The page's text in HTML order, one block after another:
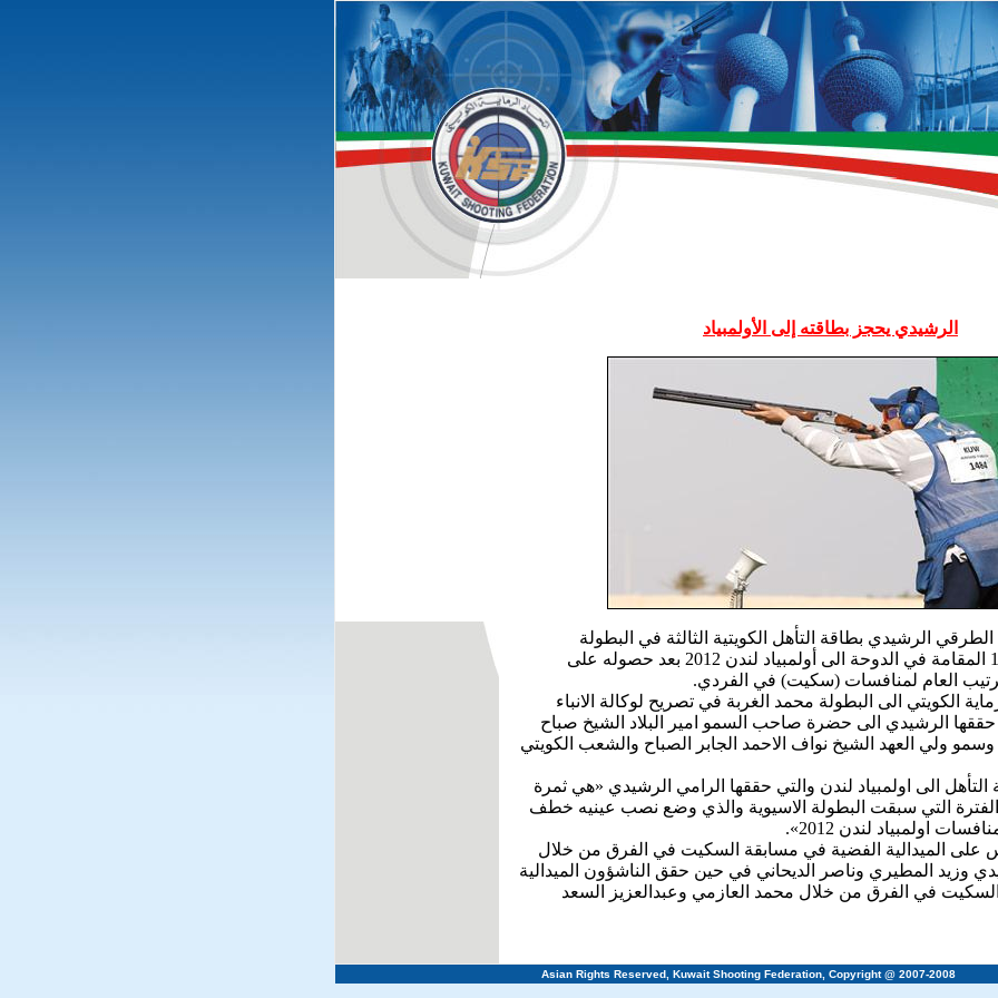
الرشيدي يحجز بطاقته إلى الأولمبياد
الرشيدي بطاقة التأهل الكويتية الثالثة في البطولة
الاسيوية للرماية الـ12 المقامة في الدوحة الى أولمبياد لندن 2012 بعد حصوله على
العام لمنافسات (سكيت) في الفردي.
الكويتي الى البطولة محمد الغربة في تصريح لوكالة الانباء
حققها الرشيدي الى حضرة صاحب السمو امير البلاد الشيخ صباح
وسمو ولي العهد الشيخ نواف الاحمد الجابر الصباح والشعب الكويتي
التأهل الى اولمبياد لندن والتي حققها الرامي الرشيدي «هي ثمرة
الفترة التي سبقت البطولة الاسيوية والذي وضع نصب عينيه خطف
اولمبياد لندن 2012».
الميدالية الفضية في مسابقة السكيت في الفرق من خلال
وزيد المطيري وناصر الديحاني في حين حقق الناشؤون الميدالية
في الفرق من خلال محمد العازمي وعبدالعزيز السعد
Asian Rights Reserved, Kuwait Shooting Federation, Copyright @ 2007-2008